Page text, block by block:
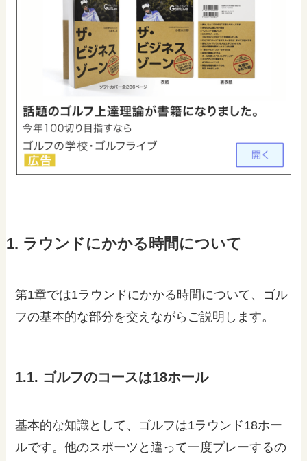
1. ラウンドにかかる時間について
第1章では1ラウンドにかかる時間について、ゴル
フの基本的な部分を交えながらご説明します。
1.1. ゴルフのコースは18ホール
基本的な知識として、ゴルフは1ラウンド18ホー
ルです。他のスポーツと違って一度プレーするの